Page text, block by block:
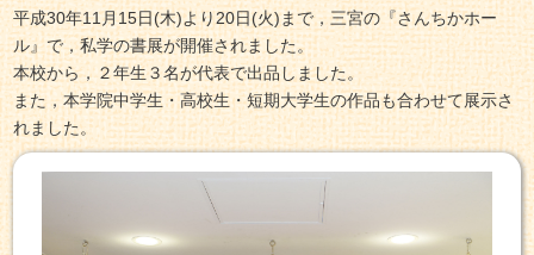
平成30年11月15日(木)より20日(火)まで，三宮の『さんちかホー
ル』で，私学の書展が開催されました。
本校から，２年生３名が代表で出品しました。
また，本学院中学生・高校生・短期大学生の作品も合わせて展示さ
れました。